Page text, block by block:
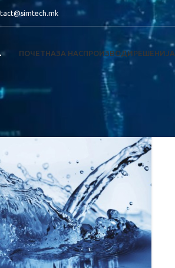
ПОЧЕТНАЗА НАСПРОИЗВОДИРЕШЕНИЈА